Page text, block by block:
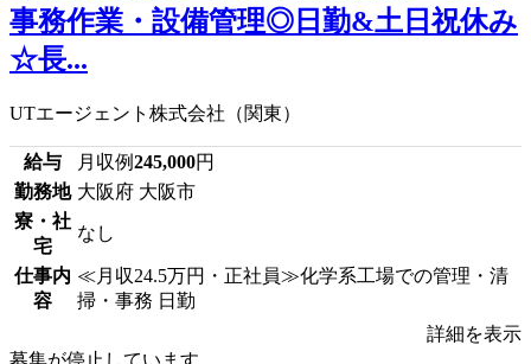
事務作業・設備管理◎日勤&土日祝休み
☆長...
UTエージェント株式会社（関東）
給与 月収例245,000円
勤務地 大阪府 大阪市
寮・社
宅
なし
仕事内
容
≪月収24.5万円・正社員≫化学系工場での管理・清
掃・事務 日勤
詳細を表示
募集が停止しています